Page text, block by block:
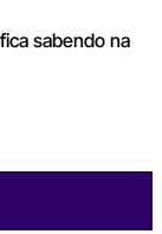
sabendo na